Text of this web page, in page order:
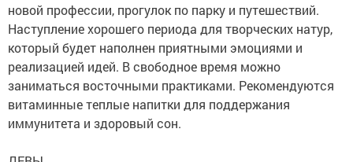
новой профессии, прогулок по парку и путешествий.
Наступление хорошего периода для творческих натур,
который будет наполнен приятными эмоциями и
реализацией идей. В свободное время можно
заниматься восточными практиками. Рекомендуются
витаминные теплые напитки для поддержания
иммунитета и здоровый сон.